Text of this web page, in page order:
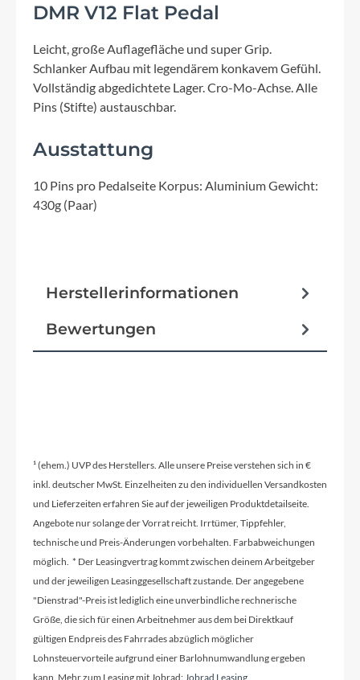
DMR V12 Flat Pedal
Leicht, große Auflagefläche und super Grip.
Schlanker Aufbau mit legendärem konkavem Gefühl.
Vollständig abgedichtete Lager. Cro-Mo-Achse. Alle
Pins (Stifte) austauschbar.
Ausstattung
10 Pins pro Pedalseite Korpus: Aluminium Gewicht:
430g (Paar)
Herstellerinformationen
Bewertungen
¹ (ehem.) UVP des Herstellers. Alle unsere Preise verstehen sich in €
inkl. deutscher MwSt. Einzelheiten zu den individuellen Versandkosten
und Lieferzeiten erfahren Sie auf der jeweiligen Produktdetailseite.
Angebote nur solange der Vorrat reicht. Irrtümer, Tippfehler,
technische und Preis-Änderungen vorbehalten. Farbabweichungen
möglich. * Der Leasingvertrag kommt zwischen deinem Arbeitgeber
und der jeweiligen Leasinggesellschaft zustande. Der angegebene
"Dienstrad"-Preis ist lediglich eine unverbindliche rechnerische
Größe, die sich für einen Arbeitnehmer aus dem bei Direktkauf
gültigen Endpreis des Fahrrades abzüglich möglicher
Lohnsteuervorteile aufgrund einer Barlohnumwandlung ergeben
kann. Mehr zum Leasing mit Jobrad: Jobrad Leasing